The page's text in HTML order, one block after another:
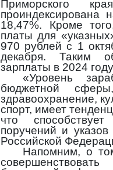
Приморского
18,47%. Кроме
платы для
970 рублей с 1
декабря. Таким
зарплаты в 2024
«Уровень
бюджетной
здравоохранение,
спорт, имеет
что
поручений и
Российской
Напомним, о